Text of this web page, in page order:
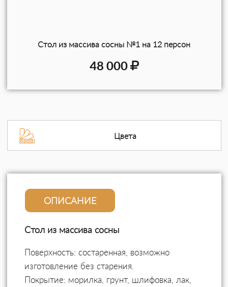
Стол из массива сосны №1 на 12 персон
48 000
Цвета
ОПИСАНИЕ
Стол из массива сосны
Поверхность: состаренная, возможно
изготовление без старения.
Покрытие: морилка, грунт, шлифовка, лак,